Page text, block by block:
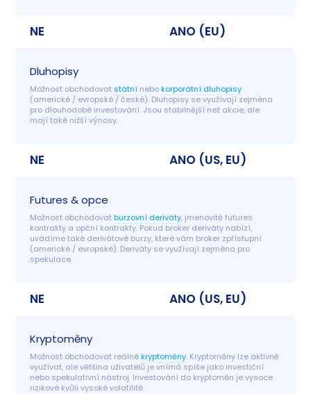
NE ANO (EU)
Dluhopisy
Možnost obchodovat státní nebo korporátní dluhopisy
(americké / evropské / české). Dluhopisy se využívají zejména
pro dlouhodobé investování. Jsou stabilnější než akcie, ale
mají také nižší výnosy.
NE ANO (US, EU)
Futures & opce
Možnost obchodovat burzovní deriváty, jmenovitě futures
kontrakty a opční kontrakty. Pokud broker deriváty nabízí,
uvádíme také derivátové burzy, které vám broker zpřístupní
(americké / evropské). Deriváty se využívají zejména pro
spekulace.
NE ANO (US, EU)
Kryptoměny
Možnost obchodovat reálné kryptoměny. Kryptoměny lze aktivně
využívat, ale většina uživatelů je vnímá spíše jako investiční
nebo spekulativní nástroj. Investování do kryptoměn je vysoce
rizikové kvůli vysoké volatilitě.